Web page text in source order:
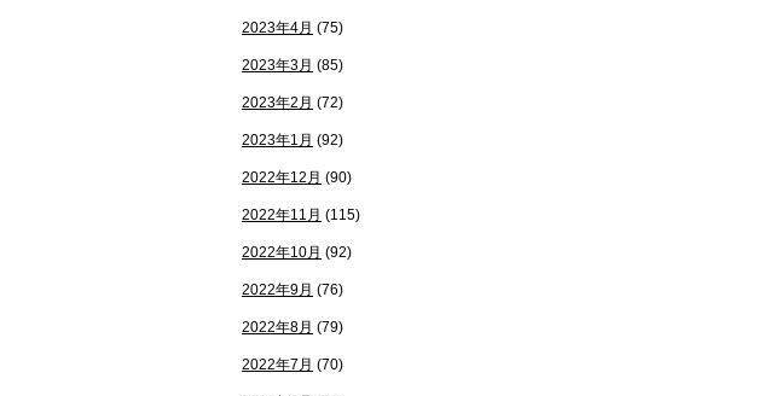
2023年4月 (75)
2023年3月 (85)
2023年2月 (72)
2023年1月 (92)
2022年12月 (90)
2022年11月 (115)
2022年10月 (92)
2022年9月 (76)
2022年8月 (79)
2022年7月 (70)